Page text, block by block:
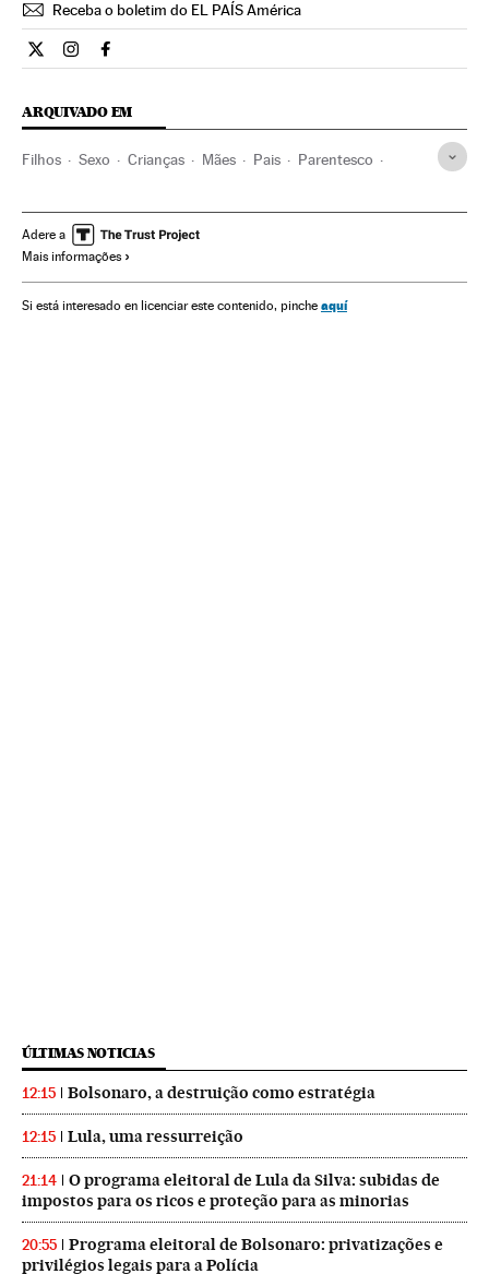
Receba o boletim do EL PAÍS América
Ciencia El País Brasil en Twitter
Ciencia El País Brasil en Instagram
Ciencia El País Brasil en Facebook
ARQUIVADO EM
Filhos Sexo Crianças Mães Pais Parentesco
Saúde Sociedade
Adere a
Mais informações
Si está interesado en licenciar este contenido, pinche aquí
ÚLTIMAS NOTICIAS
12:15 Bolsonaro, a destruição como estratégia
12:15 Lula, uma ressurreição
21:14
O programa eleitoral de Lula da Silva: subidas de
impostos para os ricos e proteção para as minorias
20:55
Programa eleitoral de Bolsonaro: privatizações e
privilégios legais para a Polícia